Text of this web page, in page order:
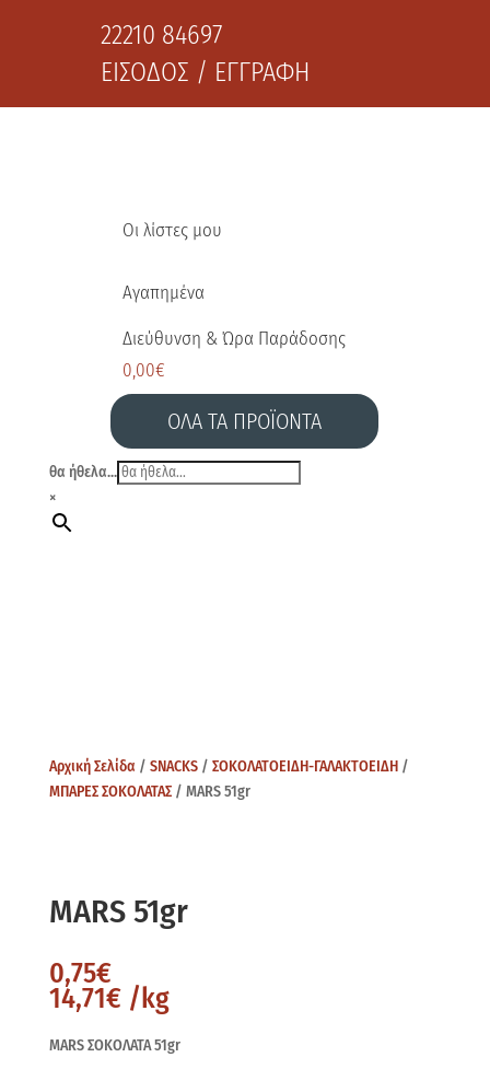
22210 84697
ΕΙΣΟΔΟΣ / ΕΓΓΡΑΦΗ
Οι λίστες μου
Αγαπημένα
Διεύθυνση & Ώρα Παράδοσης
0,00€
ΟΛΑ ΤΑ ΠΡΟΪΟΝΤΑ
θα ήθελα...
×
Αρχική Σελίδα / SNACKS/ ΣΟΚΟΛΑΤΟΕΙΔΗ-ΓΑΛΑΚΤΟΕΙΔΗ/
ΜΠΑΡΕΣ ΣΟΚΟΛΑΤΑΣ/ MARS 51gr
MARS 51gr
0,75€
14,71€ /kg
MARS ΣΟΚΟΛΑΤΑ 51gr